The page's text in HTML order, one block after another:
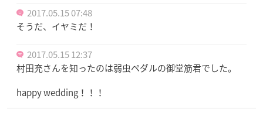
2017.05.15 07:48
そうだ、イヤミだ！
2017.05.15 12:37
村田充さんを知ったのは弱虫ペダルの御堂筋君でした。
happy wedding！！！